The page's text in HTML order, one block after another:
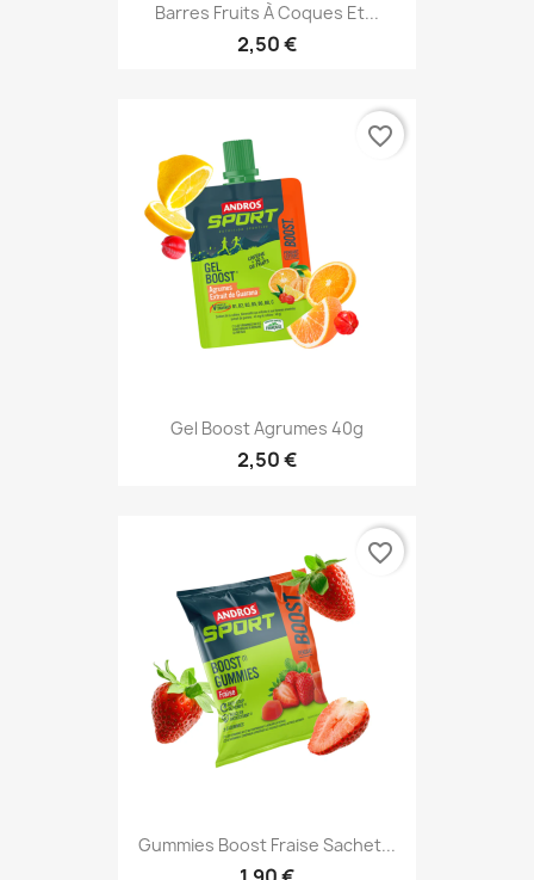
Barres Fruits À Coques Et...
2,50 €
Gel Boost Agrumes 40g
2,50 €
favorite_border
Gummies Boost Fraise Sachet...
favorite_border